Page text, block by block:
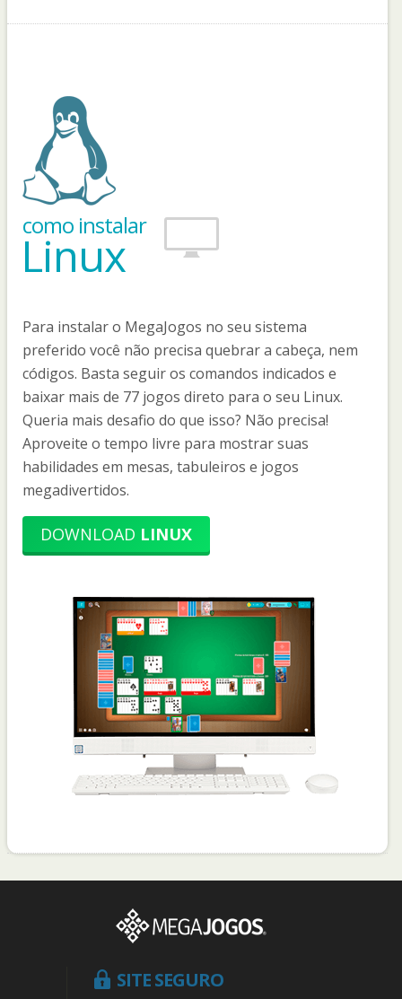
como instalar
Linux
Para instalar o MegaJogos no seu sistema
preferido você não precisa quebrar a cabeça, nem
códigos. Basta seguir os comandos indicados e
baixar mais de 77 jogos direto para o seu Linux.
Queria mais desafio do que isso? Não precisa!
Aproveite o tempo livre para mostrar suas
habilidades em mesas, tabuleiros e jogos
megadivertidos.
DOWNLOAD LINUX
SITE SEGURO